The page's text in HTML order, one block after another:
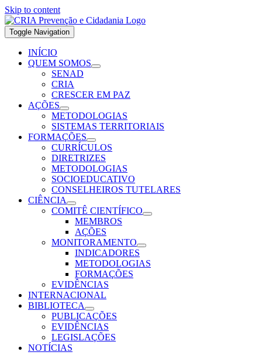
Skip to content
Toggle Navigation
INÍCIO
QUEM SOMOS
SENAD
CRIA
CRESCER EM PAZ
AÇÕES
METODOLOGIAS
SISTEMAS TERRITORIAIS
FORMAÇÕES
CURRÍCULOS
DIRETRIZES
METODOLOGIAS
SOCIOEDUCATIVO
CONSELHEIROS TUTELARES
CIÊNCIA
COMITÊ CIENTÍFICO
MEMBROS
AÇÕES
MONITORAMENTO
INDICADORES
METODOLOGIAS
FORMAÇÕES
EVIDÊNCIAS
INTERNACIONAL
BIBLIOTECA
PUBLICAÇÕES
EVIDÊNCIAS
LEGISLAÇÕES
NOTÍCIAS